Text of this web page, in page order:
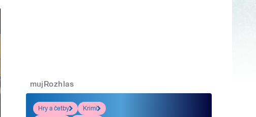
mujRozhlas
Hry a četby
Krimi